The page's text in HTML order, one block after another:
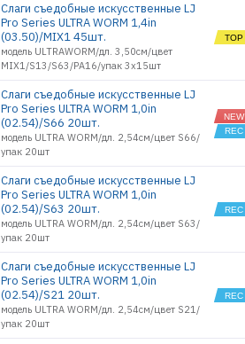
Слаги съедобные искусственные LJ
Pro Series ULTRA WORM 1,4in
(03.50)/MIX1 45шт.
модель ULTRAWORM/дл. 3,50см/цвет
MIX1/S13/S63/PA16/упак 3x15шт
Слаги съедобные искусственные LJ
Pro Series ULTRA WORM 1,0in
(02.54)/S66 20шт.
модель ULTRA WORM/дл. 2,54см/цвет S66/
упак 20шт
Слаги съедобные искусственные LJ
Pro Series ULTRA WORM 1,0in
(02.54)/S63 20шт.
модель ULTRA WORM/дл. 2,54см/цвет S63/
упак 20шт
Слаги съедобные искусственные LJ
Pro Series ULTRA WORM 1,0in
(02.54)/S21 20шт.
модель ULTRA WORM/дл. 2,54см/цвет S21/
упак 20шт